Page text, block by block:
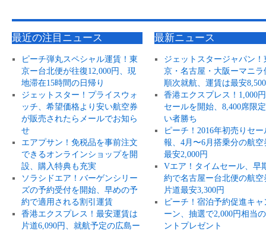
最近の注目ニュース
ピーチ弾丸スペシャル運賃！東
京ー台北便が往復12,000円、現
地滞在15時間の日帰り
ジェットスター！プライスウォ
ッチ、希望価格より安い航空券
が販売されたらメールでお知ら
せ
エアプサン！免税品を事前注文
できるオンラインショップを開
設、購入特典も充実
ソラシドエア！バーゲンシリー
ズの予約受付を開始、早めの予
約で適用される割引運賃
香港エクスプレス！最安運賃は
片道6,090円、就航予定の広島ー
最新ニュース
ジェットスタージャパン！
京・名古屋・大阪ーマニラ
順次就航、運賃は最安
香港エクスプレス！1,000
セールを開始、8,400席限
い者勝ち
ピーチ！2016年初売りセー
報、4月〜6月搭乗分の航空
最安2,000円
Vエア！タイムセール、早
約で名古屋ー台北便の航空
片道最安3,300円
ピーチ！宿泊予約促進キャ
ーン、抽選で2,000円相当
ントプレゼント